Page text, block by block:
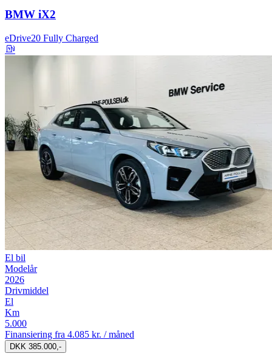
BMW iX2
eDrive20 Fully Charged
El bil
Modelår
2026
Drivmiddel
El
Km
5.000
Finansiering fra 4.085 kr. / måned
DKK 385.000,-